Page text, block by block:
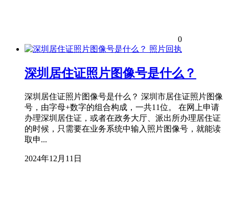
0
照片回执
深圳居住证照片图像号是什么？
深圳居住证照片图像号是什么？ 深圳市居住证照片图像
号，由字母+数字的组合构成，一共11位。 在网上申请
办理深圳居住证，或者在政务大厅、派出所办理居住证
的时候，只需要在业务系统中输入照片图像号，就能读
取申...
2024年12月11日